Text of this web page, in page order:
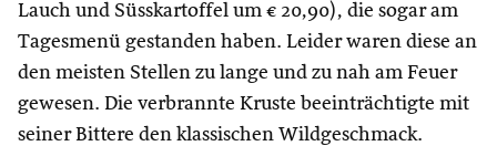
Lauch und Süsskartoffel um € 20,90), die sogar am
Tagesmenü gestanden haben. Leider waren diese an
den meisten Stellen zu lange und zu nah am Feuer
gewesen. Die verbrannte Kruste beeinträchtigte mit
seiner Bittere den klassischen Wildgeschmack.